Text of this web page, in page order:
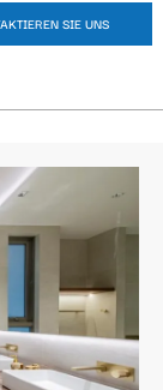
SIE UNS